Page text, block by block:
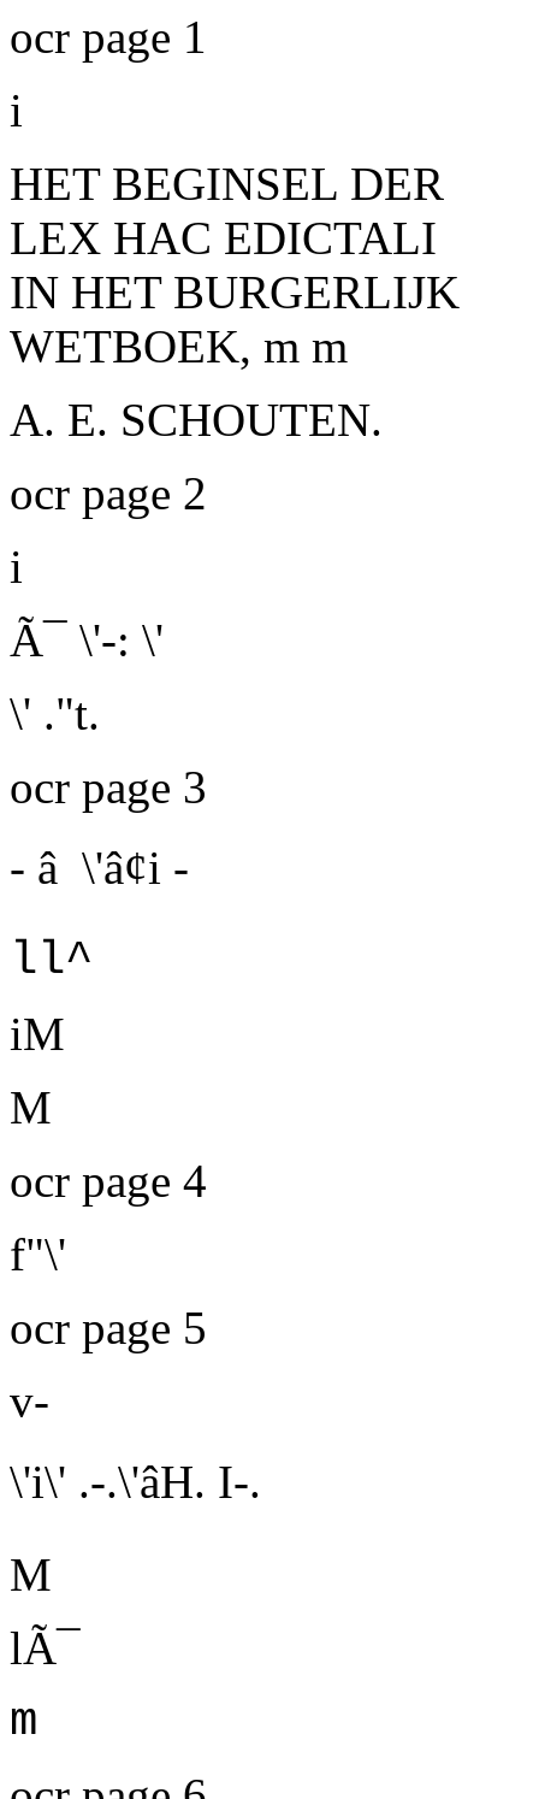
ocr page 1
i
HET BEGINSEL DER
LEX HAC EDICTALI
IN HET BURGERLIJK
WETBOEK, m m
A. E. SCHOUTEN.
ocr page 2
i
Ã¯ \'-: \'
\' ."t.
ocr page 3
- â \'â¢i -
ll^
iM
M
ocr page 4
f"\'
ocr page 5
v-
\'i\' .-.\'âH. I-.
M
lÃ¯
m